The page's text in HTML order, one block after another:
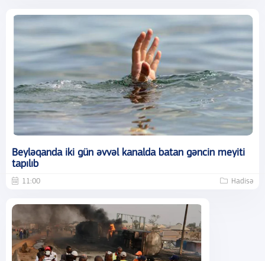
Beyləqanda iki gün əvvəl kanalda batan gəncin meyiti
tapılıb
11:00 Hadisə